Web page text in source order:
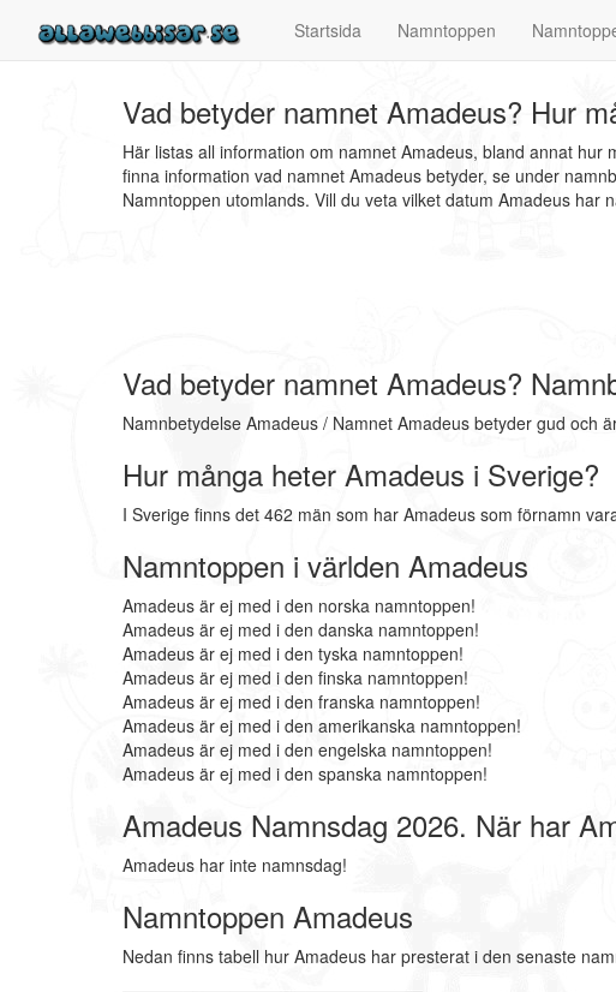
Startsida Namntoppen
Vad betyder namnet Amadeus? Hur
Här listas all information om namnet Amadeus, bland annat
finna information vad namnet Amadeus betyder, se under
Namntoppen utomlands. Vill du veta vilket datum Amadeus
Vad betyder namnet Amadeus?
Namnbetydelse Amadeus / Namnet Amadeus betyder gud och
Hur många heter Amadeus i Sverige?
I Sverige finns det 462 män som har Amadeus som förnamn
Namntoppen i världen Amadeus
Amadeus är ej med i den norska namntoppen!
Amadeus är ej med i den danska namntoppen!
Amadeus är ej med i den tyska namntoppen!
Amadeus är ej med i den finska namntoppen!
Amadeus är ej med i den franska namntoppen!
Amadeus är ej med i den amerikanska namntoppen!
Amadeus är ej med i den engelska namntoppen!
Amadeus är ej med i den spanska namntoppen!
Amadeus Namnsdag 2026. När har
Amadeus har inte namnsdag!
Namntoppen Amadeus
Nedan finns tabell hur Amadeus har presterat i den senaste